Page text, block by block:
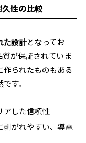
性の比較
た設計となってお
が保証されていま
作られたものもある
す。
アした信頼性
剥がれやすい、導電